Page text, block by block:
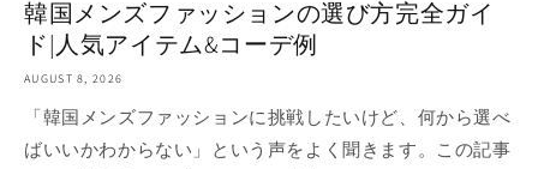
韓国メンズファッションの選び方完全ガイ
ド|人気アイテム&コーデ例
AUGUST 8, 2026
「韓国メンズファッションに挑戦したいけど、何から選べ
ばいいかわからない」という声をよく聞きます。この記事